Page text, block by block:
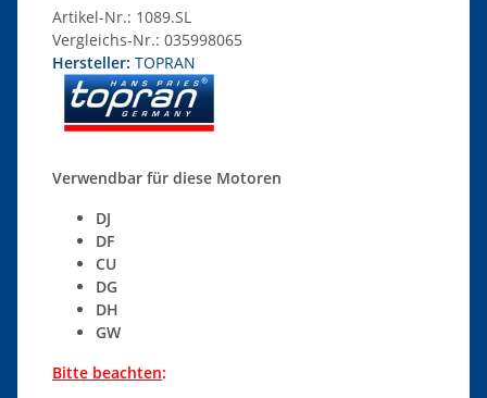
Artikel-Nr.: 1089.SL
Vergleichs-Nr.: 035998065
Hersteller: TOPRAN
Verwendbar für diese Motoren
DJ
DF
CU
DG
DH
GW
Bitte beachten: